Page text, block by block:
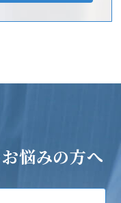
お悩みの方へ